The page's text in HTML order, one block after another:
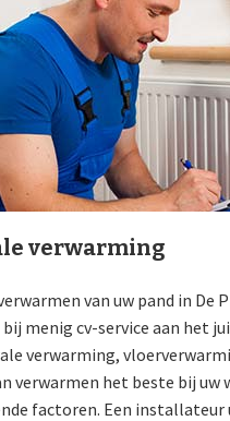
verwarming
van uw pand in De
menig cv-service aan het
verwarming,
verwarmen het beste bij uw
factoren. Een installateur